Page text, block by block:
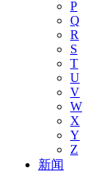
P
Q
R
S
T
U
V
W
X
Y
Z
新闻